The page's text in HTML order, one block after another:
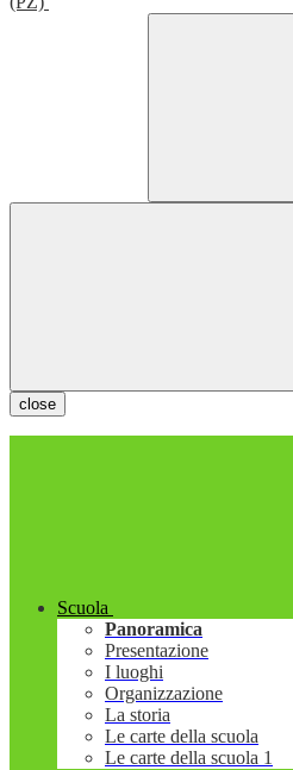
close
Scuola
Panoramica
Presentazione
I luoghi
Organizzazione
La storia
Le carte della scuola
Le carte della scuola 1